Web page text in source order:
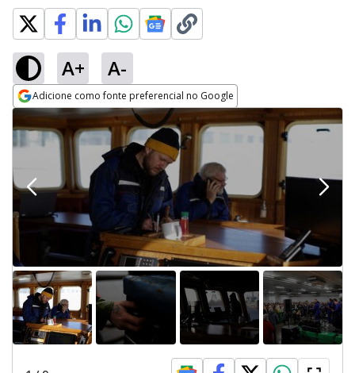
A+ A-
Adicione como fonte preferencial no Google
Opens in new window